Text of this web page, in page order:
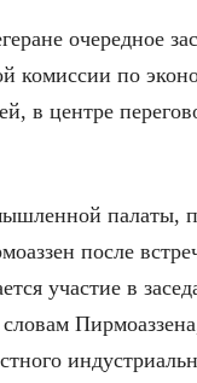
очередное
комиссии по
в центре
после
участие в